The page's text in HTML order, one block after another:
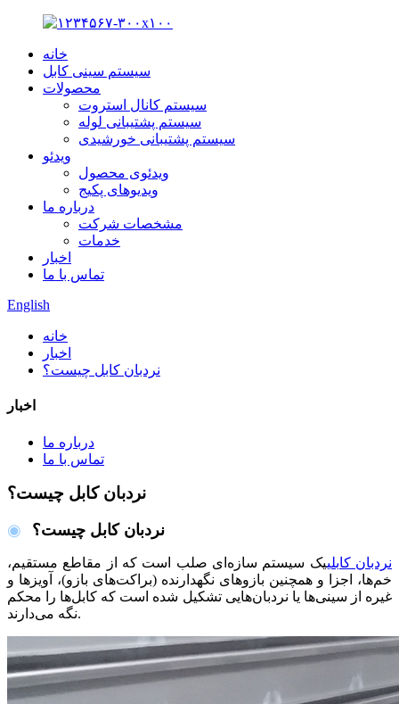
خانه
سیستم سینی کابل
محصولات
سیستم کانال استروت
سیستم پشتیبانی لوله
سیستم پشتیبانی خورشیدی
ویدئو
ویدئوی محصول
ویدیوهای پکیج
درباره ما
مشخصات شرکت
خدمات
اخبار
تماس با ما
English
خانه
اخبار
نردبان کابل چیست؟
اخبار
درباره ما
تماس با ما
نردبان کابل چیست؟
◉ نردبان کابل چیست؟
نردبان کابلییک سیستم سازه‌ای صلب است که از مقاطع مستقیم،
خم‌ها، اجزا و همچنین بازوهای نگهدارنده (براکت‌های بازو)، آویزها و
غیره از سینی‌ها یا نردبان‌هایی تشکیل شده است که کابل‌ها را محکم
نگه می‌دارند.